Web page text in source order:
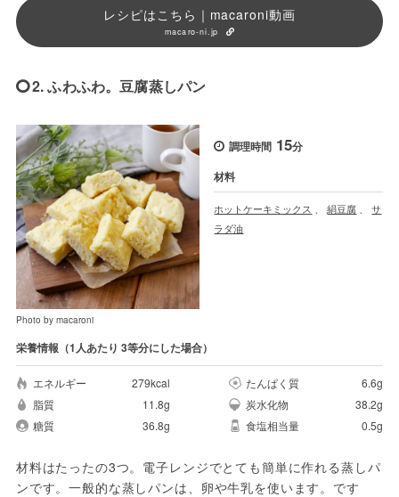
レシピはこちら｜macaroni動画
macaro-ni.jp
2. ふわふわ。豆腐蒸しパン
Photo by macaroni
調理時間 15分
材料
ホットケーキミックス 、絹豆腐 、サ
ラダ油
栄養情報（1人あたり 3等分にした場合）
エネルギー 279kcal たんぱく質
6.6g
脂質
11.8g 炭水化物
38.2g
糖質
36.8g 食塩相当量 0.5g
材料はたったの3つ。電子レンジでとても簡単に作れる蒸しパ
ンです。一般的な蒸しパンは、卵や牛乳を使います。です